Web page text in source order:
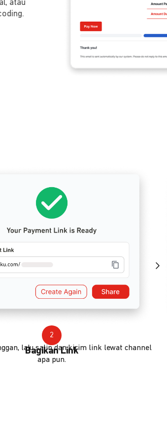
atau
2
Bagikan Link
lalu salin dan kirim link lewat channel
apa pun.